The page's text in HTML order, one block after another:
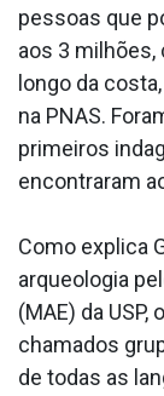
pessoas que
aos 3
longo da
na PNAS.
primeiros
encontraram
Como explica
arqueologia
(MAE) da
chamados
de todas as